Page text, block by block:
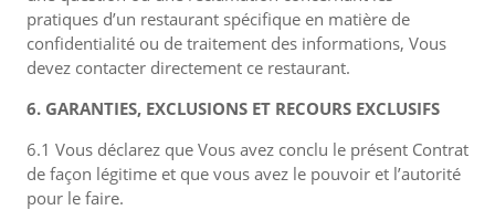
pratiques d’un restaurant spécifique en matière de
confidentialité ou de traitement des informations, Vous
devez contacter directement ce restaurant.
6. GARANTIES, EXCLUSIONS ET RECOURS EXCLUSIFS
6.1 Vous déclarez que Vous avez conclu le présent Contrat
de façon légitime et que vous avez le pouvoir et l’autorité
pour le faire.